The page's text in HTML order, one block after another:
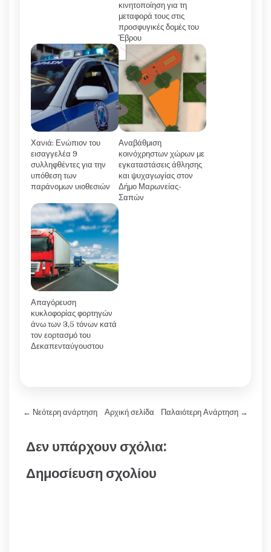
κινητοποίηση για τη
μεταφορά τους στις
προσφυγικές δομές του
Έβρου
Χανιά: Ενώπιον του
εισαγγελέα 9
συλληφθέντες για την
υπόθεση των
παράνομων υιοθεσιών
Αναβάθμιση
κοινόχρηστων χώρων με
εγκαταστάσεις άθλησης
και ψυχαγωγίας στον
Δήμο Μαρωνείας-
Σαπών
Απαγόρευση
κυκλοφορίας φορτηγών
άνω των 3,5 τόνων κατά
τον εορτασμό του
Δεκαπενταύγουστου
← Νεότερη ανάρτηση Παλαιότερη Ανάρτηση →
Αρχική σελίδα
Δεν υπάρχουν σχόλια:
Δημοσίευση σχολίου